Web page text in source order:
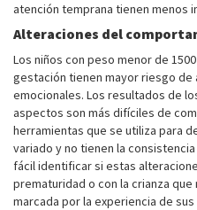
atención temprana tienen menos
Alteraciones del
Los niños con peso menor de
gestación tienen mayor riesgo
emocionales. Los resultados de
aspectos son más difíciles de
herramientas que se utiliza para
variado y no tienen la
fácil identificar si estas
prematuridad o con la crianza
marcada por la experiencia de